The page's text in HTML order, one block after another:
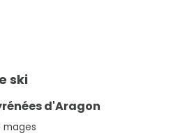
ski
d'Aragon
mages